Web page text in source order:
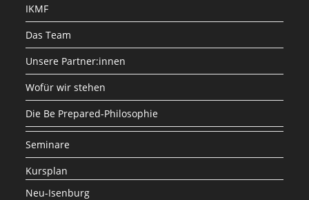
IKMF
Das Team
Unsere Partner:innen
Wofür wir stehen
Die Be Prepared-Philosophie
Seminare
Kursplan
Neu-Isenburg